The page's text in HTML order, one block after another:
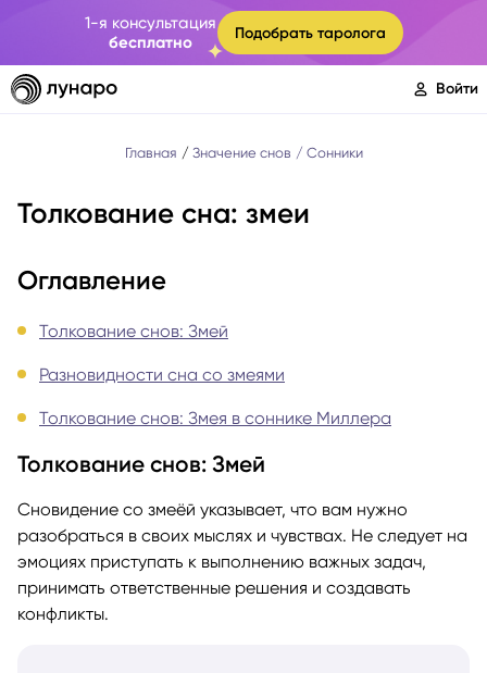
1-я консультация
бесплатно
Подобрать таролога
Войти
Главная Значение снов Сонники
Толкование сна: змеи
Оглавление
Толкование снов: Змей
Разновидности сна со змеями
Толкование снов: Змея в соннике Миллера
Толкование снов: Змей
Сновидение со змеёй указывает, что вам нужно
разобраться в своих мыслях и чувствах. Не следует на
эмоциях приступать к выполнению важных задач,
принимать ответственные решения и создавать
конфликты.